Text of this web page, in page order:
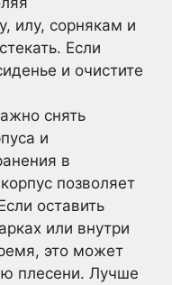
илу, сорнякам и
Если
и очистите
снять
и
в
позволяет
оставить
или внутри
это может
плесени. Лучше